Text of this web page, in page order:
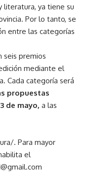
literatura, ya tiene su
Por lo tanto, se
entre las categorías
seis premios
mediante el
Cada categoría será
propuestas
de mayo, a las
. Para mayor
el